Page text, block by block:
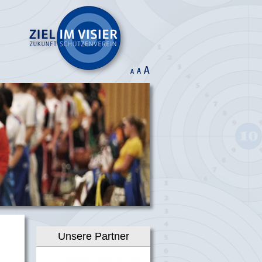
Unsere Partner